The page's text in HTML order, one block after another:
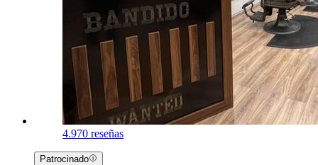
4.970 reseñas
Patrocinado